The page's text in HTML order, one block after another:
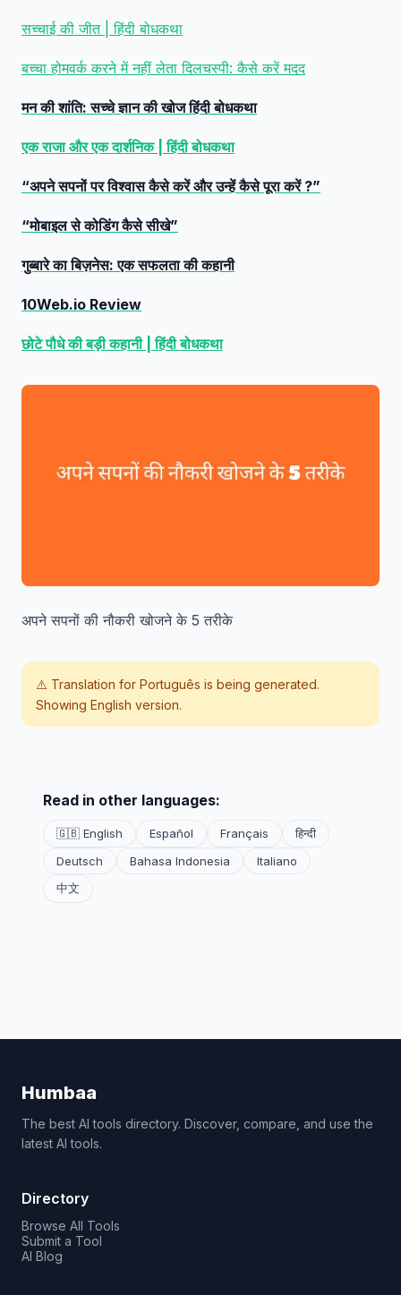
सच्चाई की जीत | हिंदी बोधकथा
बच्चा होमवर्क करने में नहीं लेता दिलचस्पी: कैसे करें मदद
मन की शांति: सच्चे ज्ञान की खोज हिंदी बोधकथा
एक राजा और एक दार्शनिक | हिंदी बोधकथा
“अपने सपनों पर विश्वास कैसे करें और उन्हें कैसे पूरा करें ?”
“मोबाइल से कोडिंग कैसे सीखे”
गुब्बारे का बिज़नेस: एक सफलता की कहानी
10Web.io Review
छोटे पौधे की बड़ी कहानी | हिंदी बोधकथा
अपने सपनों की नौकरी खोजने के 5 तरीके
⚠️ Translation for Português is being generated.
Showing English version.
Read in other languages:
🇬🇧 English Español Français
हिन्दी
Deutsch
Bahasa Indonesia
Italiano
中文
Humbaa
The best AI tools directory. Discover, compare, and use the
latest AI tools.
Directory
Browse All Tools
Submit a Tool
AI Blog